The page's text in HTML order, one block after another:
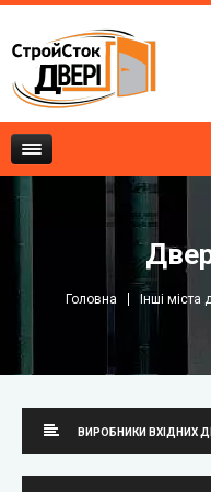
Головна Інші
ВИРОБНИКИ ВХІДНИХ
Стильні двері